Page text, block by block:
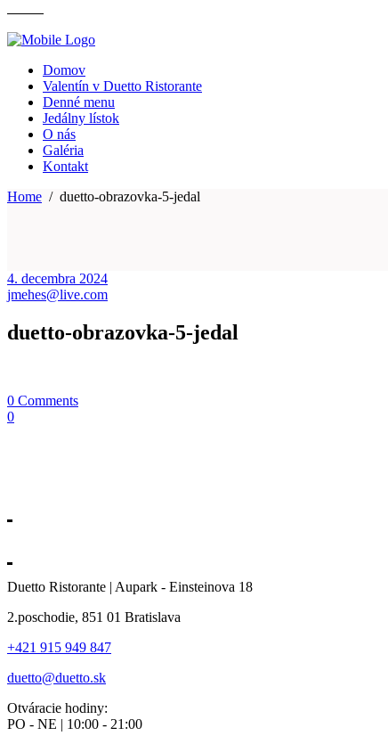
Domov
Valentín v Duetto Ristorante
Denné menu
Jedálny lístok
O nás
Galéria
Kontakt
Home / duetto-obrazovka-5-jedal
4. decembra 2024
jmehes@live.com
duetto-obrazovka-5-jedal
0 Comments
0
Duetto Ristorante | Aupark - Einsteinova 18
2.poschodie, 851 01 Bratislava
+421 915 949 847
duetto@duetto.sk
Otváracie hodiny:
PO - NE | 10:00 - 21:00